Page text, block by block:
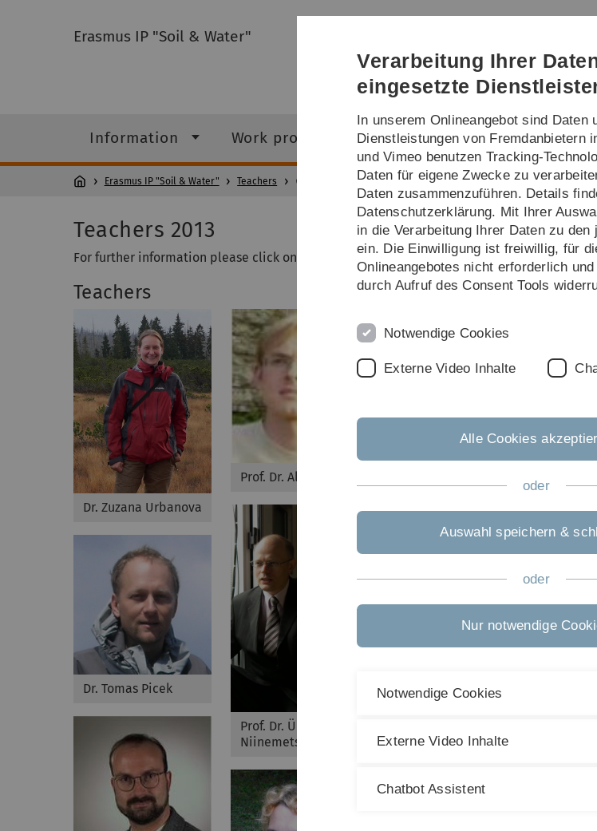
Direkt
Direkt
Direkt
Drucken,
Social
Direkt
Direkt
Erasmus IP "Soil & Water"
Information Work programme Outcomes and
Erasmus IP "Soil & Water" Teachers 2013 in Tartu, Estonia
Teachers 2013
For further information please click on the pictures.
Teachers
Dr. Zuzana Urbanova
Dr. Tomas Picek
Prof. Dr. Alar Astover
Prof. Dr. Ülo
Niinemets
Prof. Dr. Virginie
Prof.
Verarbeitung Ihrer
eingesetzte
In unserem Onlineangebot sind Daten
Dienstleistungen von Fremdanbietern
und Vimeo benutzen Tracking-
Daten für eigene Zwecke zu
Daten zusammenzuführen. Details
Datenschutzerklärung. Mit Ihrer
in die Verarbeitung Ihrer Daten zu den
ein. Die Einwilligung ist freiwillig, für
Onlineangebotes nicht erforderlich
durch Aufruf des Consent Tools
Notwendige Cookies
Externe Video Inhalte
Alle Cookies
oder
Auswahl speichern &
oder
Nur notwendige
Notwendige Cookies
Externe Video Inhalte
Chatbot Assistent